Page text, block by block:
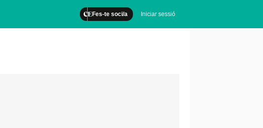
Fes-te soci/a Iniciar sessió